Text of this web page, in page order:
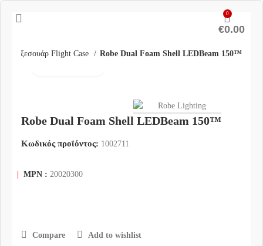
0
€0.00
Αξεσουάρ Flight Case Robe Dual Foam Shell LEDBeam 150™
Robe Dual Foam Shell LEDBeam 150™
Κωδικός προϊόντος: 1002711
MPN : 20020300
Compare Add to wishlist